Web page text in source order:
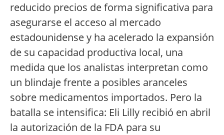
reducido precios de forma significativa para
asegurarse el acceso al mercado
estadounidense y ha acelerado la expansión
de su capacidad productiva local, una
medida que los analistas interpretan como
un blindaje frente a posibles aranceles
sobre medicamentos importados. Pero la
batalla se intensifica: Eli Lilly recibió en abril
la autorización de la FDA para su